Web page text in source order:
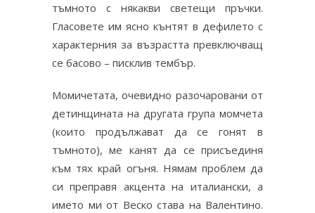
тъмното с някакви светещи пръчки.
Гласовете им ясно кънтят в дефилето с
характерния за възрастта превключващ
се басово – писклив тембър.
Момичетата, очевидно разочаровани от
детинщината на другата група момчета
(които продължават да се гонят в
тъмното), ме канят да се присъединя
към тях край огъня. Нямам проблем да
си преправя акцента на италиански, а
името ми от Веско става на Валентино.